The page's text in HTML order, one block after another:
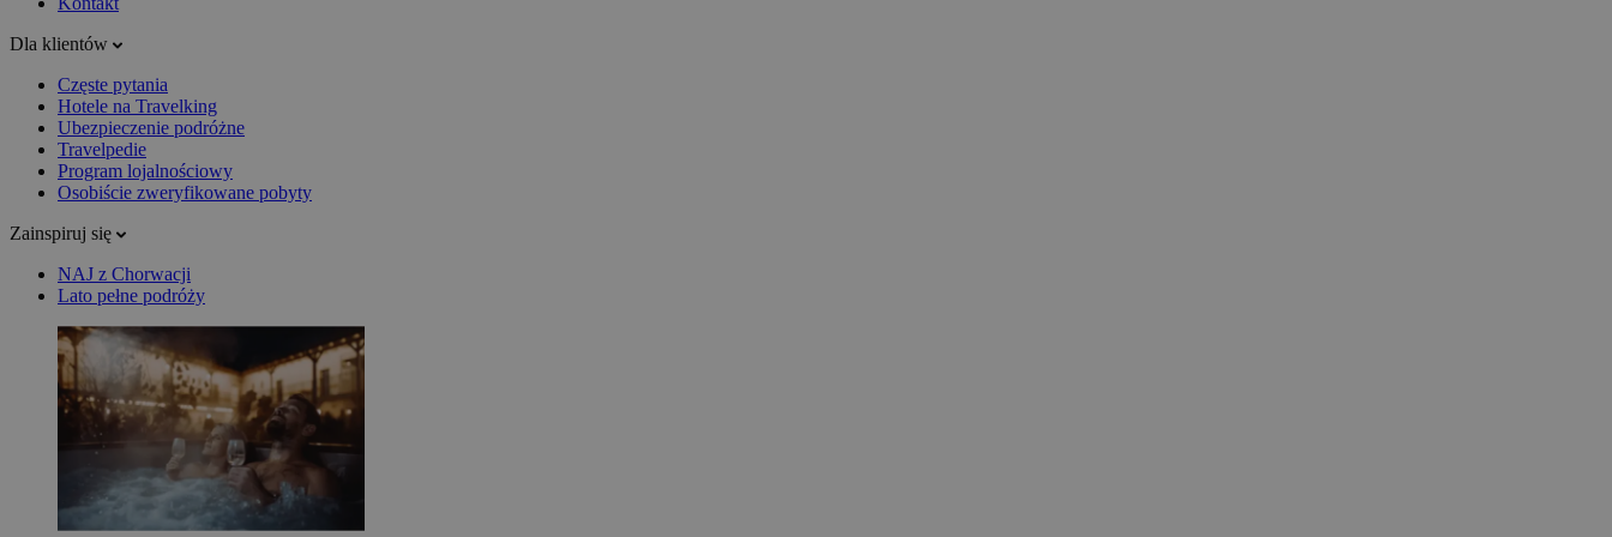
Dla klientów
Częste pytania
Hotele na Travelking
Ubezpieczenie podróżne
Travelpedie
Program lojalnościowy
Osobiście zweryfikowane pobyty
Zainspiruj się
NAJ z Chorwacji
Lato pełne podróży